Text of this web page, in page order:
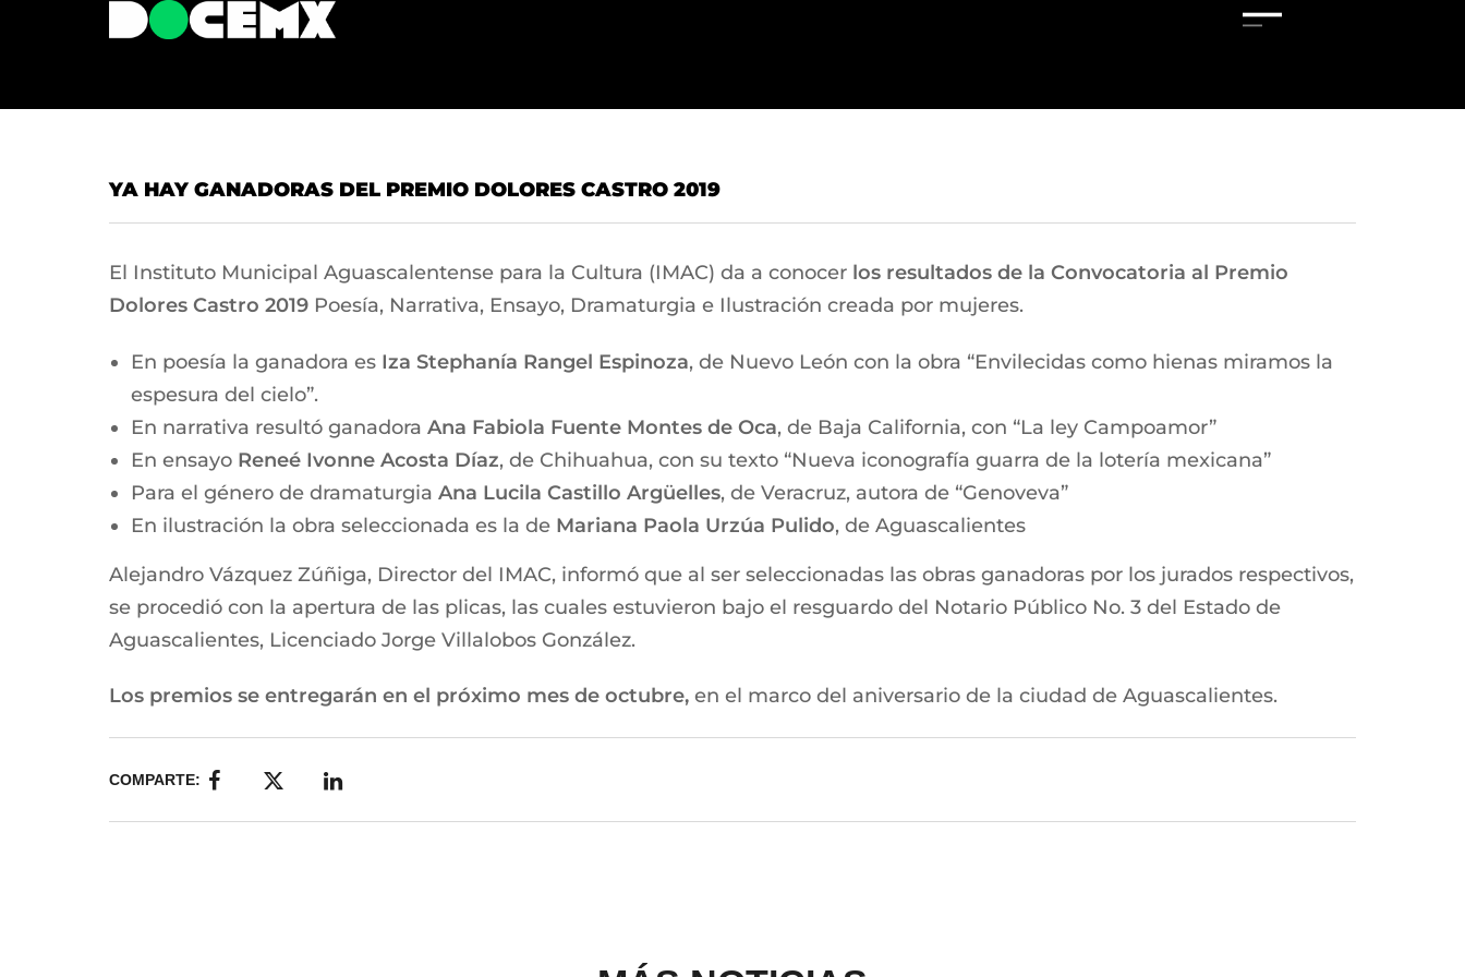
YA HAY GANADORAS DEL PREMIO DOLORES CASTRO 2019
El Instituto Municipal Aguascalentense para la Cultura (IMAC) da a conocer los resultados de la Convocatoria al Premio
Dolores Castro 2019 Poesía, Narrativa, Ensayo, Dramaturgia e Ilustración creada por mujeres.
En poesía la ganadora es Iza Stephanía Rangel Espinoza, de Nuevo León con la obra “Envilecidas como hienas miramos la
espesura del cielo”.
En narrativa resultó ganadora Ana Fabiola Fuente Montes de Oca, de Baja California, con “La ley Campoamor”
En ensayo Reneé Ivonne Acosta Díaz, de Chihuahua, con su texto “Nueva iconografía guarra de la lotería mexicana”
Para el género de dramaturgia Ana Lucila Castillo Argüelles, de Veracruz, autora de “Genoveva”
En ilustración la obra seleccionada es la de Mariana Paola Urzúa Pulido, de Aguascalientes
Alejandro Vázquez Zúñiga, Director del IMAC, informó que al ser seleccionadas las obras ganadoras por los jurados respectivos,
se procedió con la apertura de las plicas, las cuales estuvieron bajo el resguardo del Notario Público No. 3 del Estado de
Aguascalientes, Licenciado Jorge Villalobos González.
Los premios se entregarán en el próximo mes de octubre, en el marco del aniversario de la ciudad de Aguascalientes.
COMPARTE: